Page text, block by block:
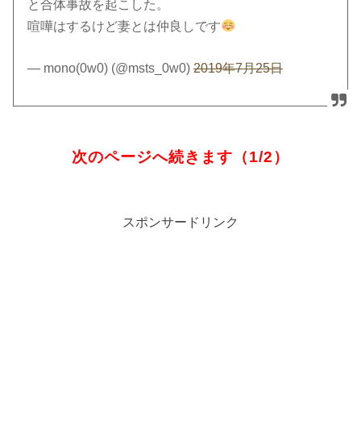
と合体事故を起こした。
喧嘩はするけど妻とは仲良しです
— mono(0w0) (@msts_0w0)2019年7月25日
次のページへ続きます（1/2）
スポンサードリンク